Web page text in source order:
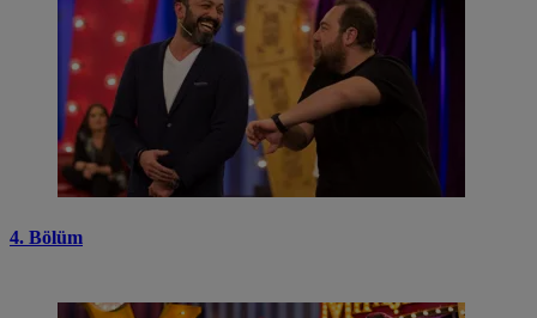
4. Bölüm